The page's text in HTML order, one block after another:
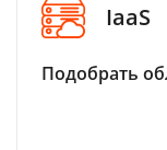
IaaS
Подобрать